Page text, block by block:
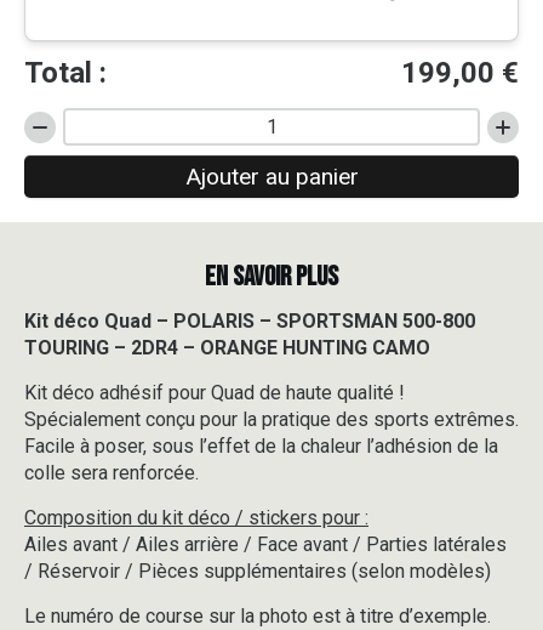
Total : 199,00 €
quantité
de
Quad
SPORTSMAN
500-
TOURING
-
2DR4
-
ORANGE
HUNTING
CAMO
Ajouter au panier
EN SAVOIR PLUS
Kit déco Quad – POLARIS – SPORTSMAN 500-800
TOURING – 2DR4 – ORANGE HUNTING CAMO
Kit déco adhésif pour Quad de haute qualité !
Spécialement conçu pour la pratique des sports extrêmes.
Facile à poser, sous l’effet de la chaleur l’adhésion de la
colle sera renforcée.
Composition du kit déco / stickers pour :
Ailes avant / Ailes arrière / Face avant / Parties latérales
/ Réservoir / Pièces supplémentaires (selon modèles)
Le numéro de course sur la photo est à titre d’exemple.